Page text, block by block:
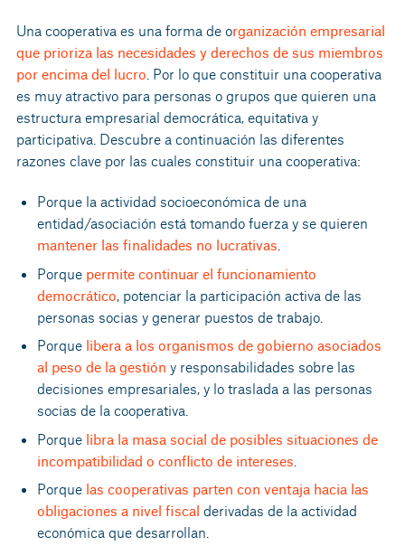
Una cooperativa es una forma de organización empresarial
que prioriza las necesidades y derechos de sus miembros
por encima del lucro . Por lo que constituir una cooperativa
es muy atractivo para personas o grupos que quieren una
estructura empresarial democrática, equitativa y
participativa. Descubre a continuación las diferentes
razones clave por las cuales constituir una cooperativa:
Porque la actividad socioeconómica de una
entidad/asociación está tomando fuerza y se quieren
mantener las finalidades no lucrativas
Porque permite continuar el funcionamiento
democrático , potenciar la participación activa de las
personas socias y generar puestos de trabajo.
Porque libera a los organismos de gobierno asociados
al peso de la gestión y responsabilidades sobre las
decisiones empresariales, y lo traslada a las personas
socias de la cooperativa.
Porque libra la masa social de posibles situaciones de
incompatibilidad o conflicto de intereses
Porque las cooperativas parten con ventaja hacia las
obligaciones a nivel fiscal derivadas de la actividad
económica que desarrollan.